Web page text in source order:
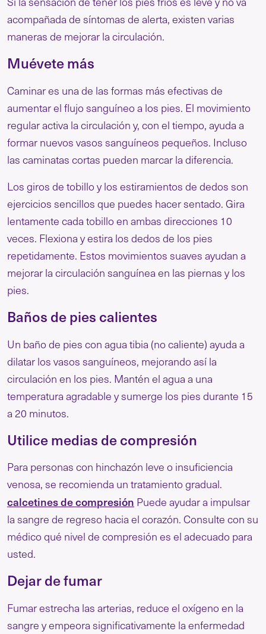
acompañada de síntomas de alerta, existen varias
maneras de mejorar la circulación.
Muévete más
Caminar es una de las formas más efectivas de
aumentar el flujo sanguíneo a los pies. El movimiento
regular activa la circulación y, con el tiempo, ayuda a
formar nuevos vasos sanguíneos pequeños. Incluso
las caminatas cortas pueden marcar la diferencia.
Los giros de tobillo y los estiramientos de dedos son
ejercicios sencillos que puedes hacer sentado. Gira
lentamente cada tobillo en ambas direcciones 10
veces. Flexiona y estira los dedos de los pies
repetidamente. Estos movimientos suaves ayudan a
mejorar la circulación sanguínea en las piernas y los
pies.
Baños de pies calientes
Un baño de pies con agua tibia (no caliente) ayuda a
dilatar los vasos sanguíneos, mejorando así la
circulación en los pies. Mantén el agua a una
temperatura agradable y sumerge los pies durante 15
a 20 minutos.
Utilice medias de compresión
Para personas con hinchazón leve o insuficiencia
venosa, se recomienda un tratamiento gradual.
calcetines de compresión Puede ayudar a impulsar
la sangre de regreso hacia el corazón. Consulte con su
médico qué nivel de compresión es el adecuado para
usted.
Dejar de fumar
Fumar estrecha las arterias, reduce el oxígeno en la
sangre y empeora significativamente la enfermedad